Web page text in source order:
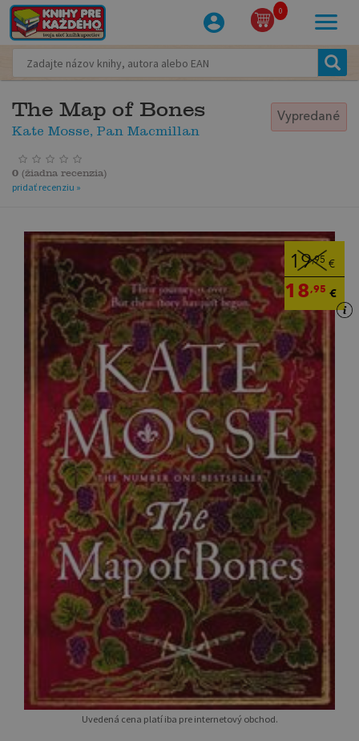
0
The Map of Bones
Kate Mosse, Pan Macmillan
Vypredané
0 (žiadna recenzia)
pridať recenziu »
19,95 €
18,95 €
Uvedená cena platí iba pre internetový obchod.